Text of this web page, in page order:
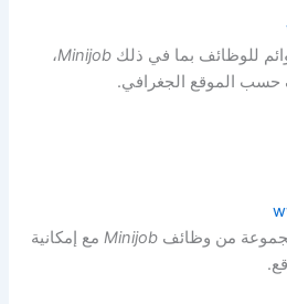
للوظائف بما في ذلكMinijob،
الموقع الجغرافي.
من وظائفMinijob مع إمكانية